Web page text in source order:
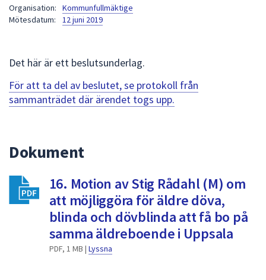
för
att
navigera
för
att
välja
något
av
Organisation:
Kommunfullmäktige
Mötesdatum:
12 juni 2019
Det här är ett beslutsunderlag.
För att ta del av beslutet, se protokoll från
sammanträdet där ärendet togs upp.
Dokument
16. Motion av Stig Rådahl (M) om
att möjliggöra för äldre döva,
blinda och dövblinda att få bo på
samma äldreboende i Uppsala
PDF, 1 MB | Lyssna